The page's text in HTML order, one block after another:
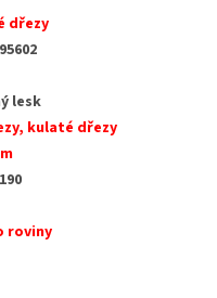
dřezy
lesk
kulaté dřezy
roviny